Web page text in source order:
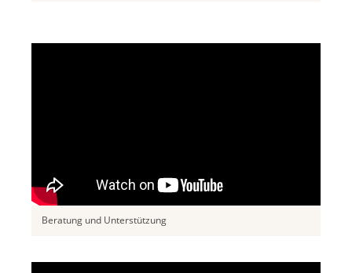
Beratung und Unterstützung